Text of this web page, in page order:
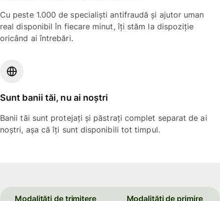
Cu peste 1.000 de specialiști antifraudă și ajutor uman
real disponibil în fiecare minut, îți stăm la dispoziție
oricând ai întrebări.
Sunt banii tăi, nu ai noștri
Banii tăi sunt protejați și păstrați complet separat de ai
noștri, așa că îți sunt disponibili tot timpul.
Modalități de trimitere Modalități de primire